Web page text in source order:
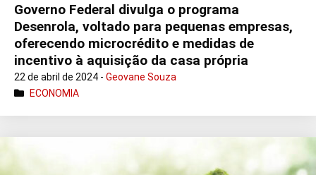
Governo Federal divulga o programa
Desenrola, voltado para pequenas empresas,
oferecendo microcrédito e medidas de
incentivo à aquisição da casa própria
22 de abril de 2024 - Geovane Souza
ECONOMIA